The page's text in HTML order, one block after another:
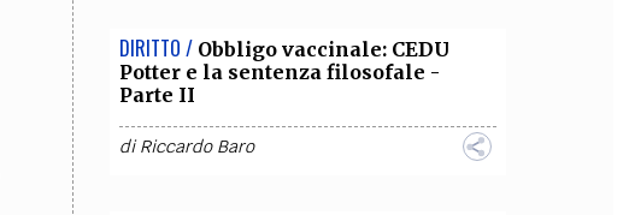
DIRITTO / Obbligo vaccinale: CEDU
Potter e la sentenza filosofale -
Parte II
diRiccardo Baro